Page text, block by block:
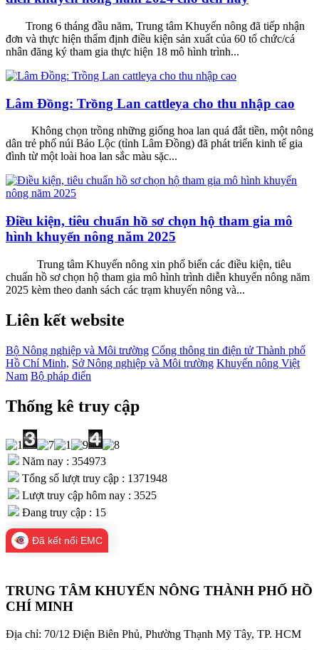
Trong 6 tháng đầu năm, Trung tâm Khuyến nông đã tiếp nhận
đơn và thực hiện thẩm định điều kiện sản xuất của 60 tổ chức/cá
nhân đăng ký tham gia thực hiện 18 mô hình trình...
Lâm Đồng: Trồng Lan cattleya cho thu nhập cao
Không chọn trồng những giống hoa lan quá đắt tiền, một nông
dân trẻ phố núi Bảo Lộc (tỉnh Lâm Đồng) đã phát triển kinh tế gia
đình từ một loài hoa lan sắc màu sặc...
Điều kiện, tiêu chuẩn hồ sơ chọn hộ tham gia mô
hình khuyến nông năm 2025
Trung tâm Khuyến nông xin phổ biến các điều kiện, tiêu
chuẩn hồ sơ chọn hộ tham gia mô hình trình diễn khuyến nông năm
2025 kèm theo danh sách các trạm khuyến nông và...
Liên kết website
Bộ Nông nghiệp và Môi trường Cổng thông tin điện tử Thành phố
Hồ Chí Minh, Sở Nông nghiệp và Môi trường Khuyến nông Việt
Nam Bộ pháp điển
Thống kê truy cập
Năm nay : 354973
Tổng số lượt truy cập : 1371948
Lượt truy cập hôm nay : 3525
Đang truy cập : 15
Đã kết nối EMC
TRUNG TÂM KHUYẾN NÔNG THÀNH PHỐ HỒ
CHÍ MINH
Địa chỉ: 70/12 Điện Biên Phủ, Phường Thạnh Mỹ Tây, TP. HCM